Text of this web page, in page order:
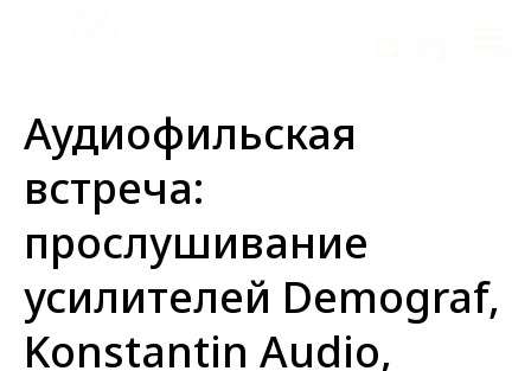
Аудиофильская
встреча:
прослушивание
усилителей Demograf,
Konstantin Audio,